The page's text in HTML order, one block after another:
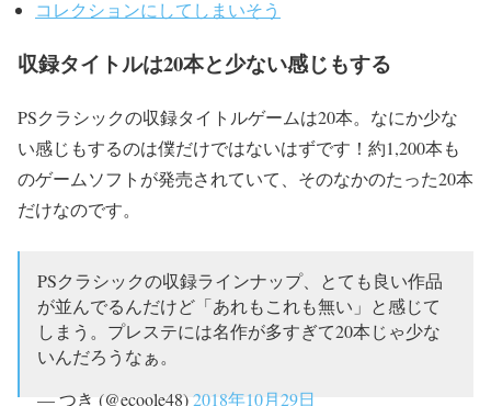
コレクションにしてしまいそう
収録タイトルは20本と少ない感じもする
PSクラシックの収録タイトルゲームは20本。なにか少な
い感じもするのは僕だけではないはずです！約1,200本も
のゲームソフトが発売されていて、そのなかのたった20本
だけなのです。
PSクラシックの収録ラインナップ、とても良い作品
が並んでるんだけど「あれもこれも無い」と感じて
しまう。プレステには名作が多すぎて20本じゃ少な
いんだろうなぁ。
— つき (@ecoole48)2018年10月29日